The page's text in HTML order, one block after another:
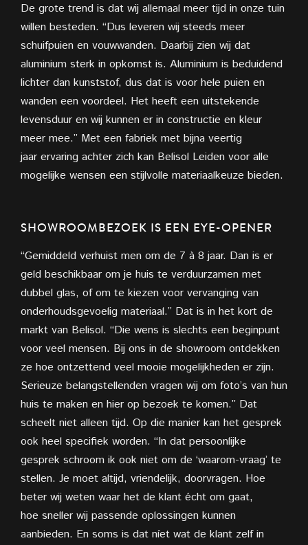
De grote trend is dat wij allemaal meer tijd in onze tuin
willen besteden. “Dus leveren wij steeds meer
schuifpuien en vouwwanden. Daarbij zien wij dat
aluminium sterk in opkomst is. Aluminium is beduidend
lichter dan kunststof, dus dat is voor hele puien en
wanden een voordeel. Het heeft een uitstekende
levensduur en wij kunnen er in constructie en kleur
meer mee.” Met een fabriek met bijna veertig
jaar ervaring achter zich kan Belisol Leiden voor alle
mogelijke wensen een stijlvolle materiaalkeuze bieden.
SHOWROOMBEZOEK IS EEN EYE-OPENER
“Gemiddeld verhuist men om de 7 à 8 jaar. Dan is er
geld beschikbaar om je huis te verduurzamen met
dubbel glas, of om te kiezen voor vervanging van
onderhoudsgevoelig materiaal.” Dat is in het kort de
markt van Belisol. “Die wens is slechts een beginpunt
voor veel mensen. Bij ons in de showroom ontdekken
ze hoe ontzettend veel mooie mogelijkheden er zijn.
Serieuze belangstellenden vragen wij om foto’s van hun
huis te maken en hier op bezoek te komen.” Dat
scheelt niet alleen tijd. Op die manier kan het gesprek
ook heel specifiek worden. “In dat persoonlijke
gesprek schroom ik ook niet om de ‘waarom-vraag’ te
stellen. Je moet altijd, vriendelijk, doorvragen. Hoe
beter wij weten waar het de klant écht om gaat,
hoe sneller wij passende oplossingen kunnen
aanbieden. En soms is dat níet wat de klant zelf in